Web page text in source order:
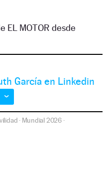
EL MOTOR desde
García en Linkedin
· Mundial 2026·